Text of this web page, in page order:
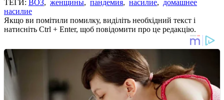
ТЕГИ: ВОЗ, женщины, пандемия, насилие, домашнее
насилие
Якщо ви помітили помилку, виділіть необхідний текст і
натисніть Ctrl + Enter, щоб повідомити про це редакцію.